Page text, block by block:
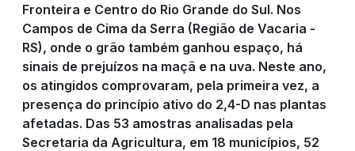
Fronteira e Centro do Rio Grande do Sul. Nos
Campos de Cima da Serra (Região de Vacaria -
RS), onde o grão também ganhou espaço, há
sinais de prejuízos na maçã e na uva. Neste ano,
os atingidos comprovaram, pela primeira vez, a
presença do princípio ativo do 2,4-D nas plantas
afetadas. Das 53 amostras analisadas pela
Secretaria da Agricultura, em 18 municípios, 52